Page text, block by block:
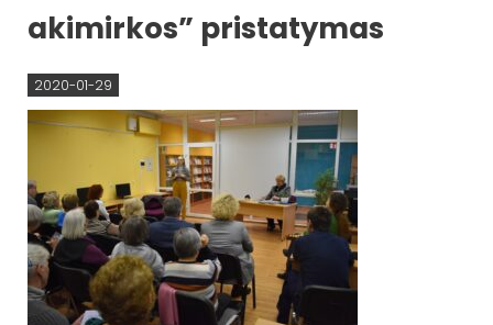
akimirkos” pristatymas
2020-01-29